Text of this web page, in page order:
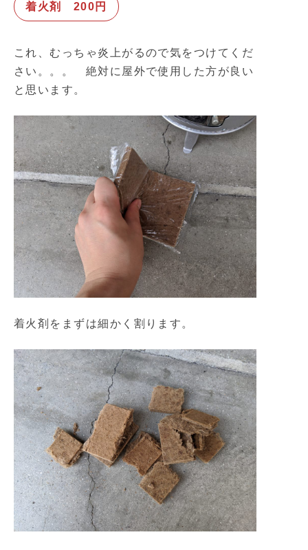
着火剤 200円
これ、むっちゃ炎上がるので気をつけてくだ
さい。。。 絶対に屋外で使用した方が良い
と思います。
着火剤をまずは細かく割ります。